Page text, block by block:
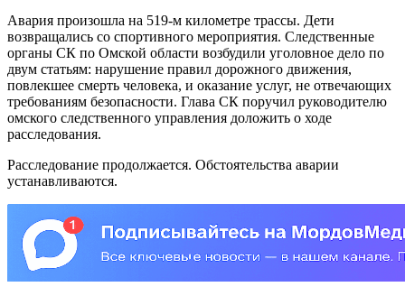
Авария произошла на 519-м километре трассы. Дети
возвращались со спортивного мероприятия. Следственные
органы СК по Омской области возбудили уголовное дело по
двум статьям: нарушение правил дорожного движения,
повлекшее смерть человека, и оказание услуг, не отвечающих
требованиям безопасности. Глава СК поручил руководителю
омского следственного управления доложить о ходе
расследования.
Расследование продолжается. Обстоятельства аварии
устанавливаются.